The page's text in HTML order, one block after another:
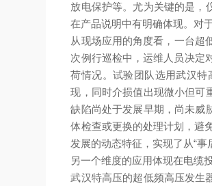
放电保护等。尤为关键的是，
在产品说明中有明确体现。对
从现场应用的角度看，一台超
次例行巡检中，运维人员决定
荷情况。试验团队选用武汉
现，同时介损值出现微小但可
缺陷尚处于发展早期，尚未威
体检查或更换的处理计划，避
发展的动态特征，实现了从“事
另一个维度的应用体现在电缆
武汉特高压的超低频高压发生